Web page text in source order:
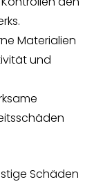
Materialien
und
Schäden